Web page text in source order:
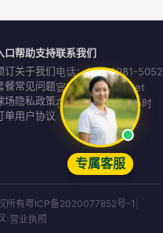
口
订
餐
场
单
帮助支持
关于我们
常见问题
隐私政策
用户协议
联系我们
电话：020-8981-5052
官网：gibbous.net
在线客服：7×24小时
所有粤ICP备2020077852号-1
营业执照
专属客服